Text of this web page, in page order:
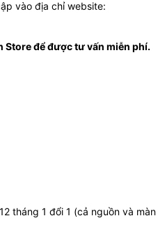
vào địa chỉ website:
Store để được tư vấn miễn phí.
tháng 1 đổi 1 (cả nguồn và màn